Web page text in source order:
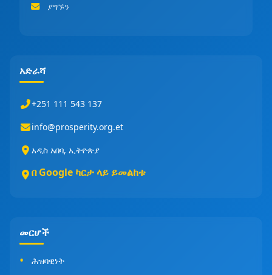
ያግኙን
አድራሻ
+251 111 543 137
info@prosperity.org.et
አዲስ አበባ, ኢትዮጵያ
በ Google ካርታ ላይ ይመልከቱ
መርሆች
ሕዝባዊነት